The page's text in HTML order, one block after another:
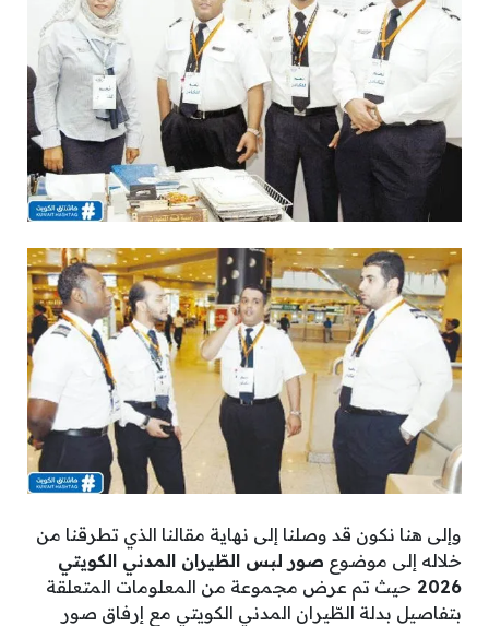
وإلى هنا نكون قد وصلنا إلى نهاية مقالنا الذي تطرقنا من
خلاله إلى موضوع صور لبس الطّيران المدني الكويتي
2026 حيث تم عرض مجموعة من المعلومات المتعلقة
بتفاصيل بدلة الطّيران المدني الكويتي مع إرفاق صور